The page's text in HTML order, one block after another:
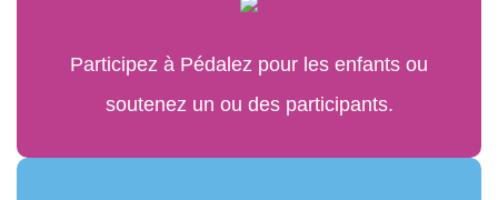
Participez à Pédalez pour les enfants ou
soutenez un ou des participants.